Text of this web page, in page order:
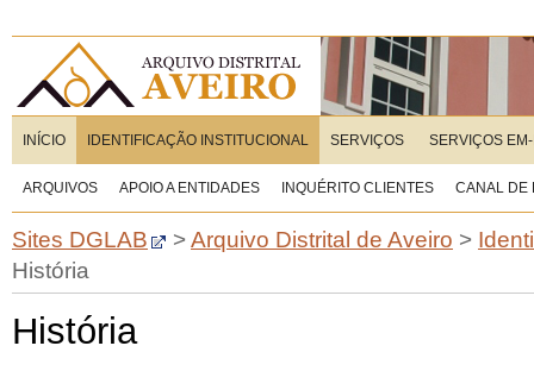
INÍCIO IDENTIFICAÇÃO INSTITUCIONAL SERVIÇOS SERVIÇOS
ARQUIVOS APOIO A ENTIDADES INQUÉRITO CLIENTES CANAL DE
Sites DGLAB >Arquivo Distrital de Aveiro >
História
História